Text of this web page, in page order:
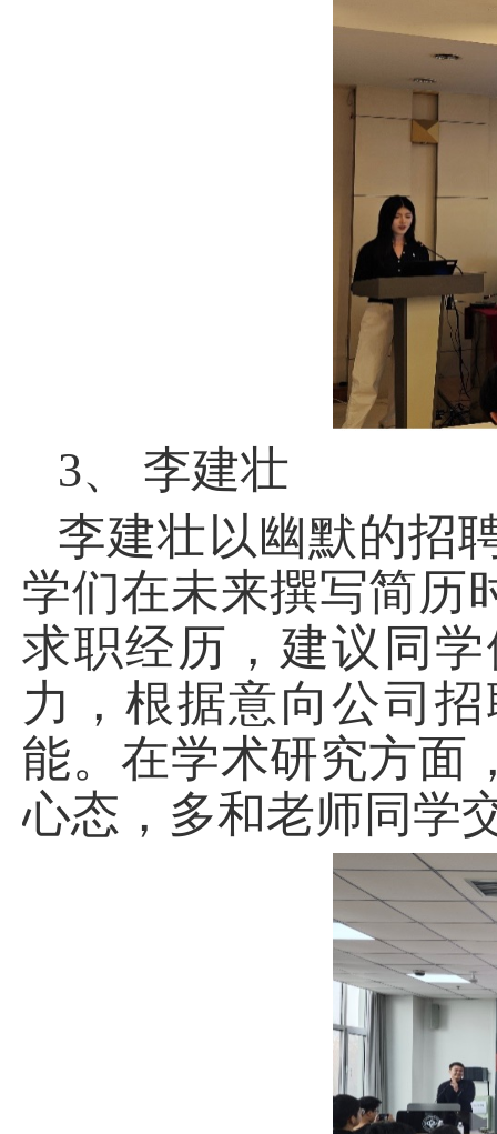
3、 李建壮
李建壮以幽默的招
学们在未来撰写简历
求职经历，建议同
力，根据意向公司
能。在学术研究方面
心态，多和老师同学